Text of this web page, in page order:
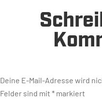
Deine E-Mail-Adresse wird
Felder sind mit * markiert